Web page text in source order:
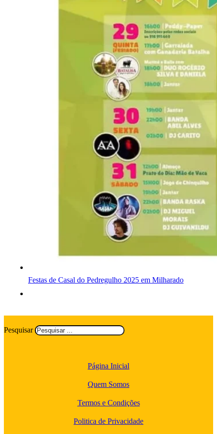
Festas de Casal do Pedregulho 2025 em Milharado
Pesquisar
Página Inicial
Quem Somos
Termos e Condições
Politica de Privacidade